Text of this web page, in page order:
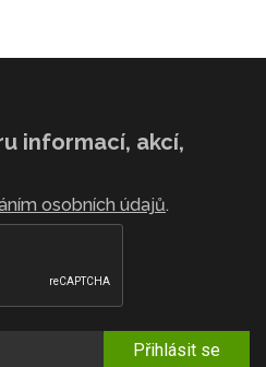
informací, akcí,
osobních údajů.
Přihlásit se